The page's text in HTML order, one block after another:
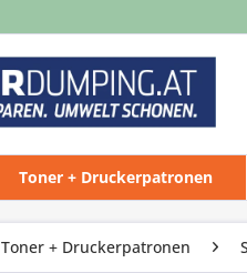
Toner + Druckerpatronen
Toner + Druckerpatronen